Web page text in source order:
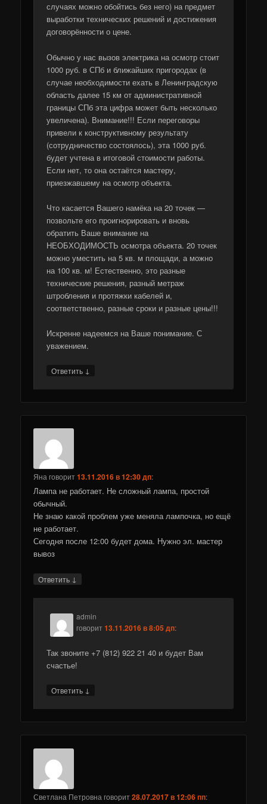
случаях можно обойтись без него) на предмет
выработки технических решений и достижения
договорённости о цене.
Обычно у нас вызов электрика на осмотр стоит
1000 руб. в СПб и ближайших пригородах (в
случае необходимости ехать в Ленинградскую
область далее 15 км от административной
границы СПб эта цифра может быть несколько
увеличена). Внимание!!! Если переговоры
привели к конструктивному результату
(сотрудничество состоялось), эта 1000 руб.
будет учтена в итоговой стоимости работы.
Если нет, то она остаётся мастеру,
приезжавшему на осмотр объекта.
Что касается Вашего намёка на 20 точек —
позвольте его проигнорировать и вновь
обратить Ваше внимание на
НЕОБХОДИМОСТЬ осмотра объекта. 20 точек
можно уместить на 5 кв. м площади, а можно
на 100 кв. м! Естественно, это разные
технические решения, разный метраж
штробления и протяжки кабелей и,
соответственно, разные сроки и разные цены!!!
Искренне надеемся на Ваше понимание. С
уважением.
Ответить ↓
Янаговорит13.11.2016 в 12:30 дп:
Лампа не работает. Не сложный лампа, простой
обычный.
Не знаю какой проблем уже меняла лампочка, но ещё
не работает.
Сегодня после 12:00 будет дома. Нужно эл. мастер
вывоз
Ответить ↓
admin
говорит13.11.2016 в 8:05 дп:
Так звоните +7 (812) 922 21 40 и будет Вам
счастье!
Ответить ↓
Светлана Петровна говорит28.07.2017 в 12:06 пп: